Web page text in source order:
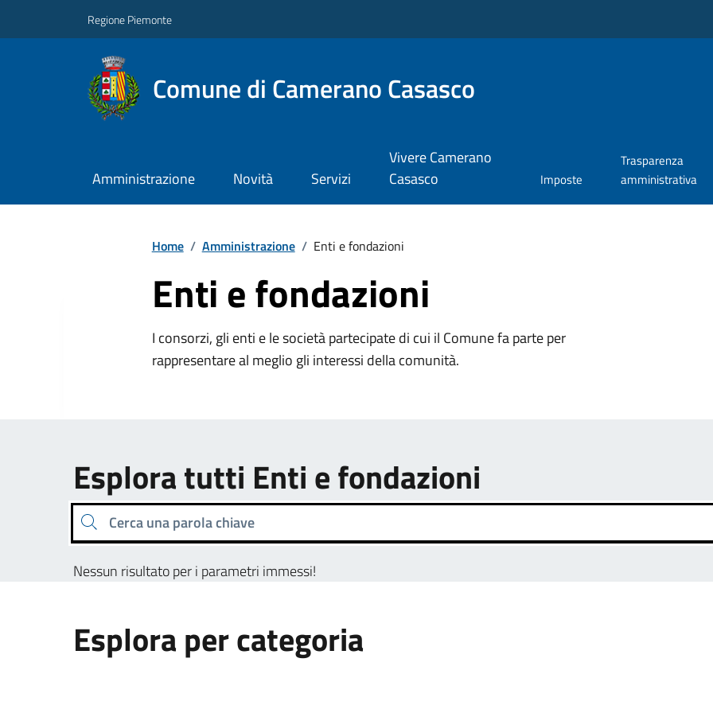
Regione Piemonte
Comune di Camerano Casasco
Amministrazione Novità Servizi
Vivere Camerano
Casasco
Imposte
Trasparenza
amministrativa
Home / Amministrazione / Enti e fondazioni
Enti e fondazioni
I consorzi, gli enti e le società partecipate di cui il Comune fa parte per
rappresentare al meglio gli interessi della comunità.
Esplora tutti Enti e fondazioni
Cerca una parola chiave
Nessun risultato per i parametri immessi!
Esplora per categoria